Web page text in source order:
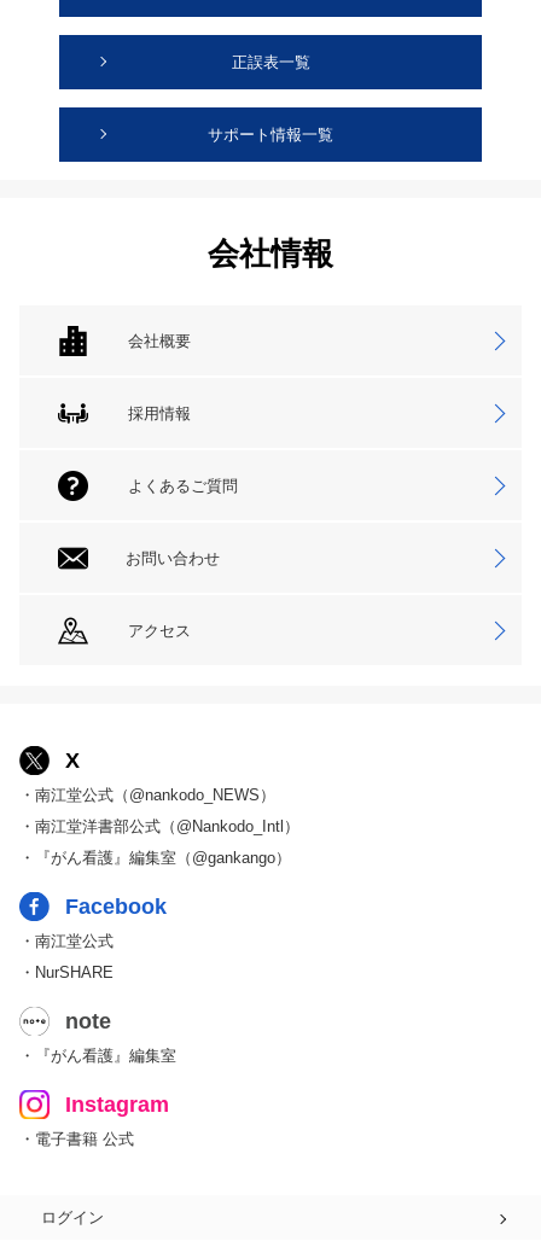
正誤表一覧
サポート情報一覧
会社情報
会社概要
採用情報
よくあるご質問
お問い合わせ
アクセス
X
・南江堂公式（@nankodo_NEWS）
・南江堂洋書部公式（@Nankodo_Intl）
・『がん看護』編集室（@gankango）
Facebook
・南江堂公式
・NurSHARE
note
・『がん看護』編集室
Instagram
・電子書籍 公式
ログイン